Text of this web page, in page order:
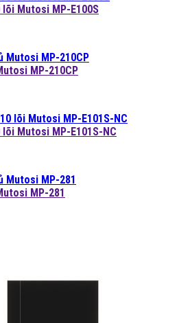
Mutosi MP-E100S
MP-210CP
Mutosi MP-E101S-NC
MP-281